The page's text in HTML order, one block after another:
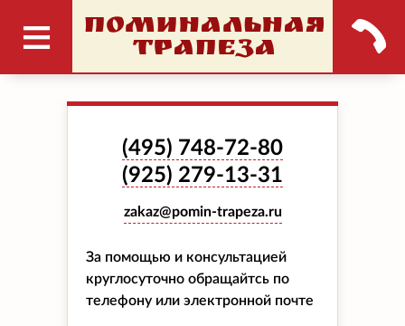
ПОМИНАЛЬНАЯ
ТРАПЕЗА
(495) 748-72-80
(925) 279-13-31
zakaz@pomin-trapeza.ru
За помощью и консультацией
круглосуточно обращайтсь по
телефону или электронной почте